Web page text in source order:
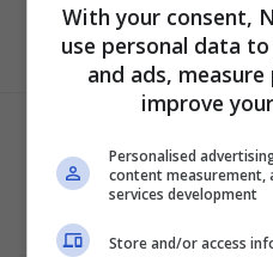
With your consent,
use personal data
and ads,
improve
Personalised
content measurement,
services development
Store and/or access